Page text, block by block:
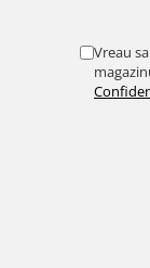
Vreau